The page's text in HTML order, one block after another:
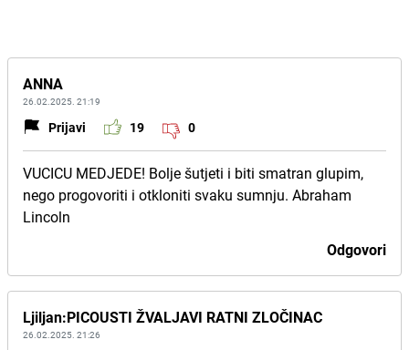
ANNA
26.02.2025. 21:19
Prijavi 19 0
VUCICU MEDJEDE! Bolje šutjeti i biti smatran glupim,
nego progovoriti i otkloniti svaku sumnju. Abraham
Lincoln
Odgovori
Ljiljan:PICOUSTI ŽVALJAVI RATNI ZLOČINAC
26.02.2025. 21:26